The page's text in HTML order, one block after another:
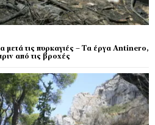
μετά τις πυρκαγιές – Τα έργα Antinero,
από τις βροχές